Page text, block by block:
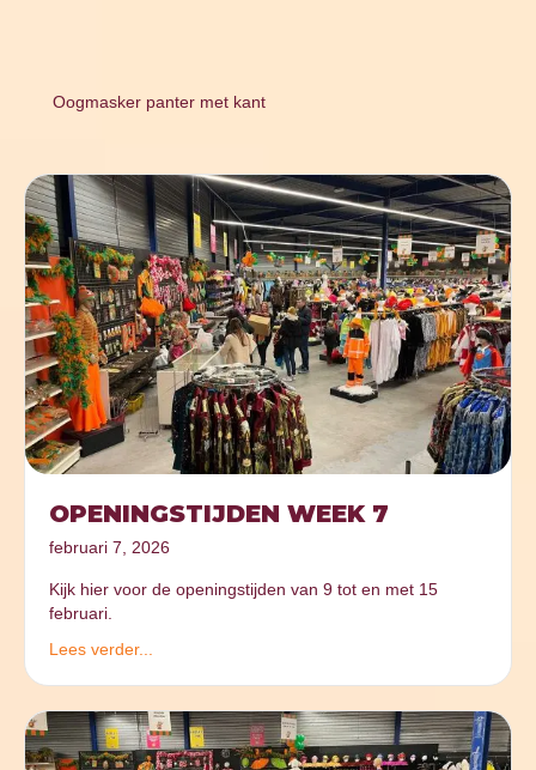
Oogmasker panter met kant
OPENINGSTIJDEN WEEK 7
februari 7, 2026
Kijk hier voor de openingstijden van 9 tot en met 15
februari.
Lees verder...